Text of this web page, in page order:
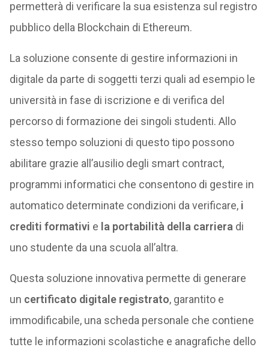
permetterà di verificare la sua esistenza sul registro
pubblico della Blockchain di Ethereum.
La soluzione consente di gestire informazioni in
digitale da parte di soggetti terzi quali ad esempio le
università in fase di iscrizione e di verifica del
percorso di formazione dei singoli studenti. Allo
stesso tempo soluzioni di questo tipo possono
abilitare grazie all’ausilio degli smart contract,
programmi informatici che consentono di gestire in
automatico determinate condizioni da verificare, i
crediti formativi e la portabilità della carriera di
uno studente da una scuola all’altra.
Questa soluzione innovativa permette di generare
un certificato digitale registrato, garantito e
immodificabile, una scheda personale che contiene
tutte le informazioni scolastiche e anagrafiche dello